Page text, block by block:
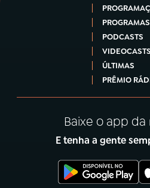
PROGRAMAS
PODCASTS
VIDEOCASTS
ÚLTIMAS
PRÊMIO
Baixe o app da
E tenha a gente